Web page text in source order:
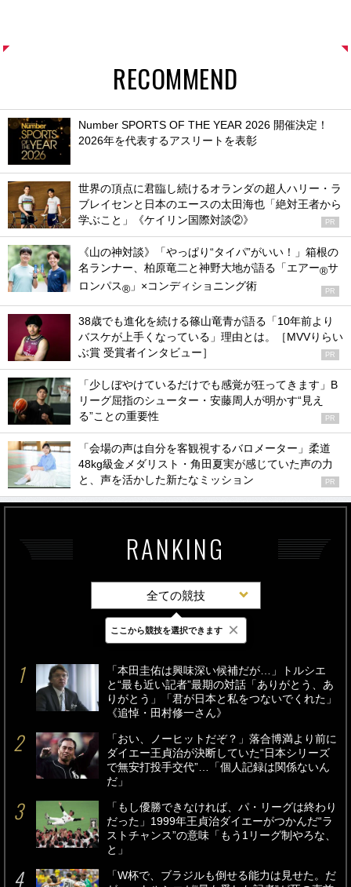
RECOMMEND
Number SPORTS OF THE YEAR 2026 開催決定！
2026年を代表するアスリートを表彰
世界の頂点に君臨し続けるオランダの超人ハリー・ラ
ブレイセンと日本のエースの太田海也「絶対王者から
学ぶこと」《ケイリン国際対談②》
PR
《山の神対談》「やっぱり“タイパ”がいい！」箱根の
名ランナー、柏原竜二と神野大地が語る「エアー®サ
ロンパス® 」×コンディショニング術 PR
38歳でも進化を続ける篠山竜青が語る「10年前より
バスケが上手くなっている」理由とは。［MVVりらい
ぶ賞 受賞者インタビュー］
PR
「少しぼやけているだけでも感覚が狂ってきます」B
リーグ屈指のシューター・安藤周人が明かす“見え
る”ことの重要性
PR
「会場の声は自分を客観視するバロメーター」柔道
48kg級金メダリスト・角田夏実が感じていた声の力
と、声を活かした新たなミッション
PR
RANKING
全ての競技
最新 24時間 週間
「本田圭佑は興味深い候補だが…」トルシエ
と“最も近い記者”最期の対話「ありがとう、あ
りがとう」「君が日本と私をつないでくれた」
《追悼・田村修一さん》
「おい、ノーヒットだぞ？」落合博満より前に
ダイエー王貞治が決断していた“日本シリーズ
で無安打投手交代”…「個人記録は関係ないん
だ」
「もし優勝できなければ、パ・リーグは終わり
だった」1999年王貞治ダイエーがつかんだ“ラ
ストチャンス”の意味「もう1リーグ制やろな、
と」
「W杯で、ブラジルも倒せる能力は見せた。だ
ここから競技を選択できます ×